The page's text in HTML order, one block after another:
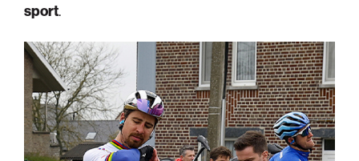
sport.